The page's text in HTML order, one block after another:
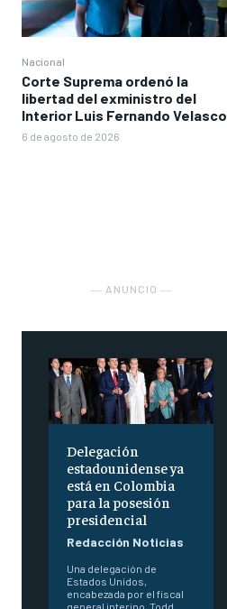
Nacional
Corte Suprema ordenó la
libertad del exministro del
Interior Luis Fernando Velasco
6 de agosto de 2026
― ANUNCIO ―
Delegación
estadounidense ya
está en Colombia
para la posesión
presidencial
Redacción Noticias
Una delegación de
Estados Unidos,
encabezada por el fiscal
general interino, Todd